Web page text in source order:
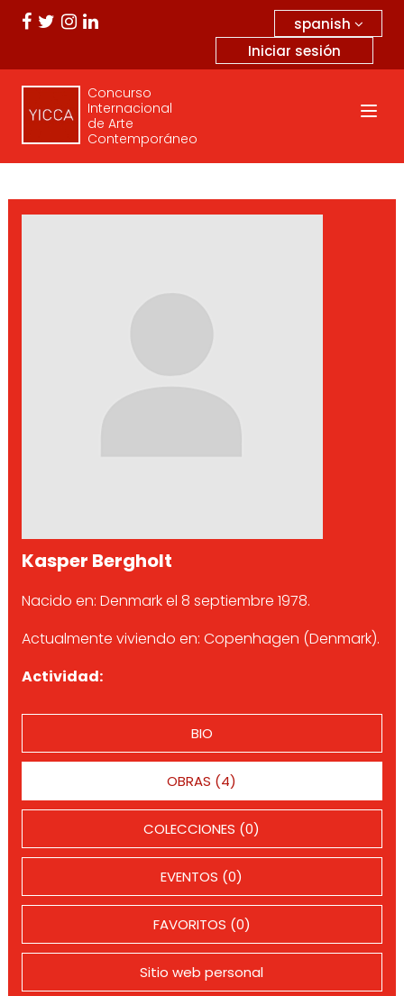
spanish
Iniciar sesión
Concurso
Internacional
de Arte
Contemporáneo
Kasper Bergholt
Nacido en: Denmark el 8 septiembre 1978.
Actualmente viviendo en: Copenhagen (Denmark).
Actividad:
BIO
OBRAS (4)
COLECCIONES (0)
EVENTOS (0)
FAVORITOS (0)
Sitio web personal